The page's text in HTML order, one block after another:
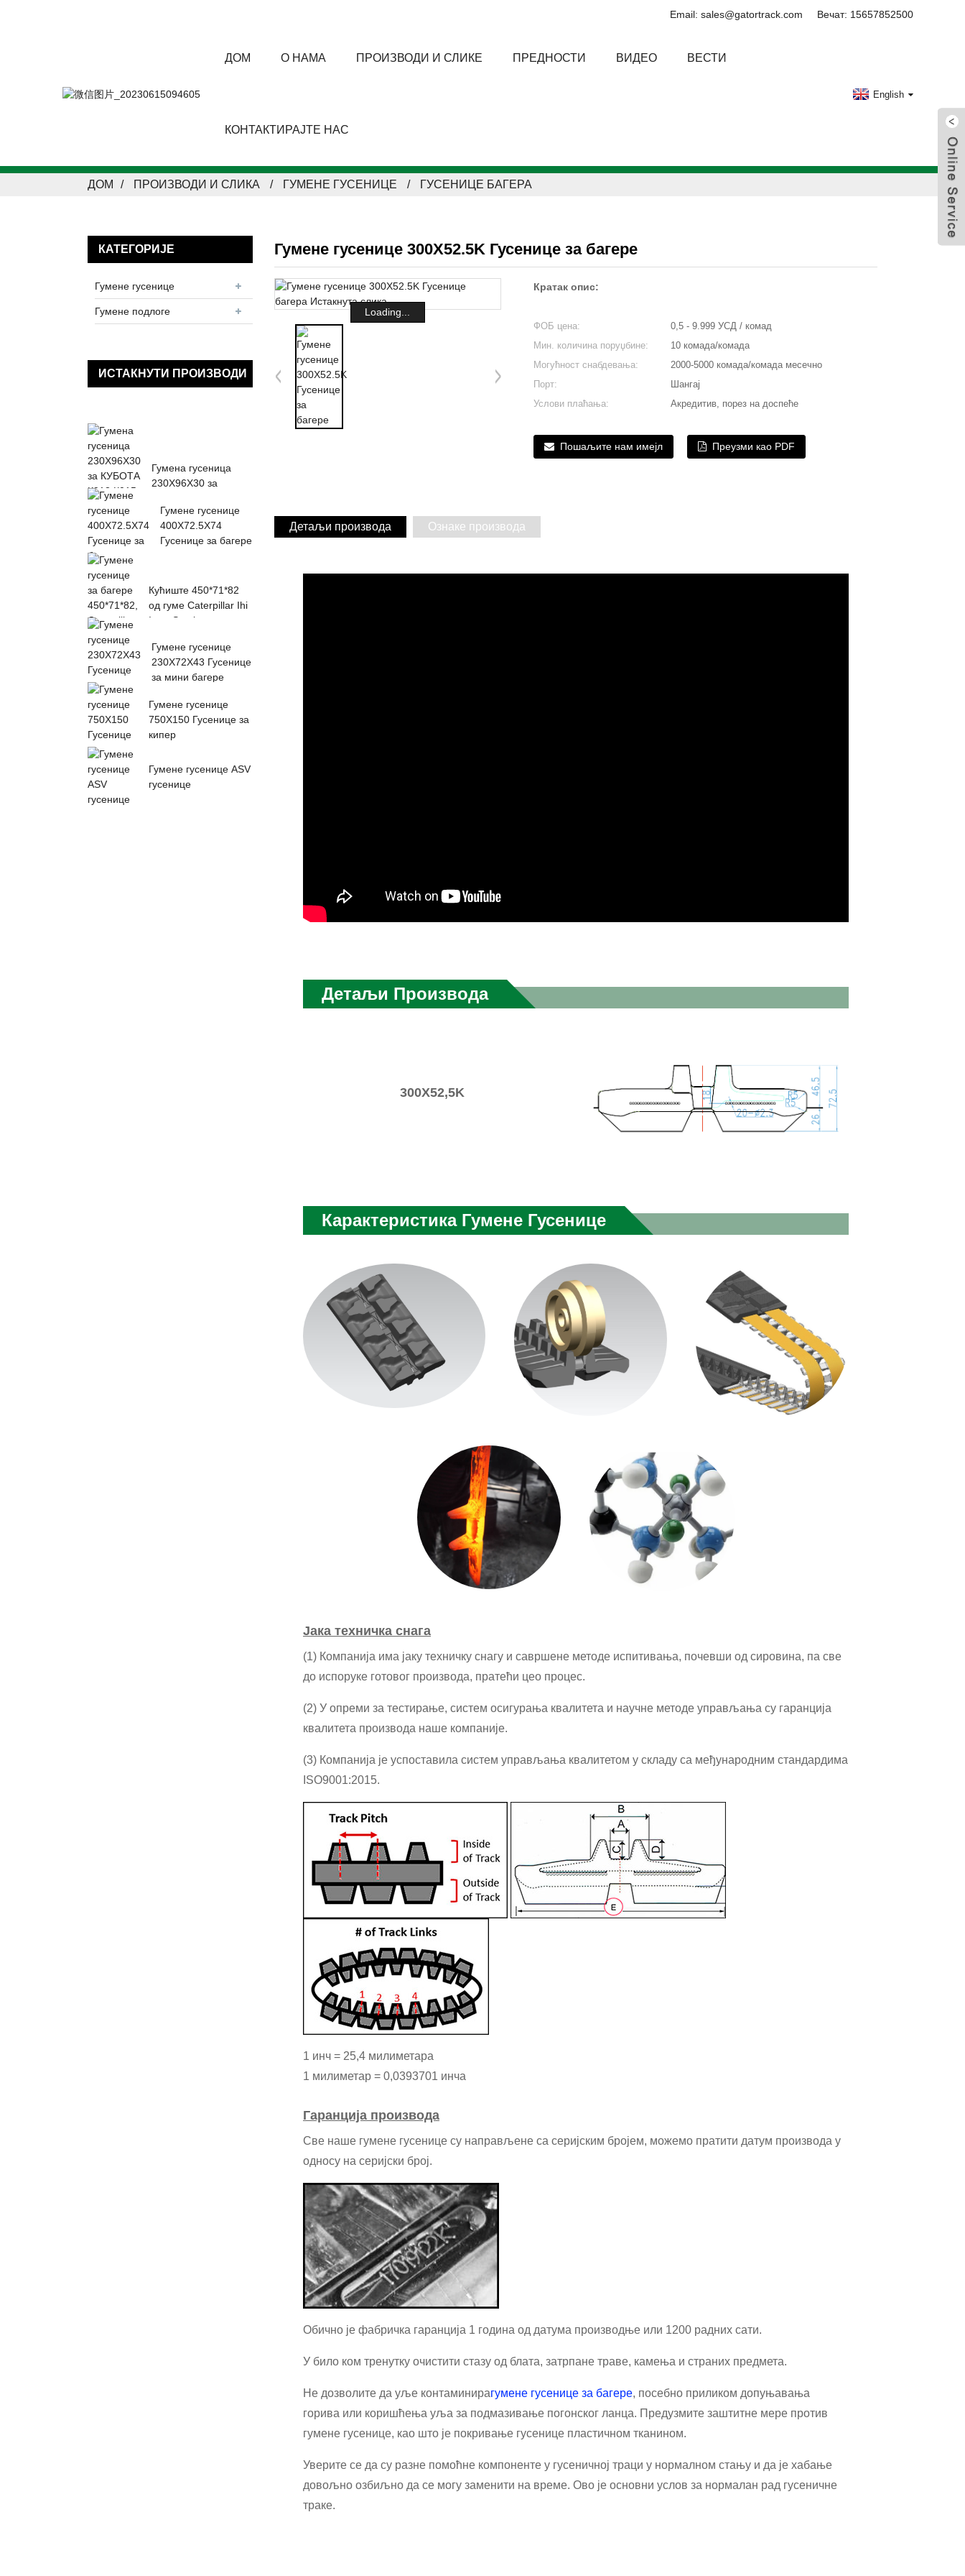
Email: sales@gatortrack.com Вечат: 15657852500
ДОМ О НАМА ПРОИЗВОДИ И СЛИКЕ ПРЕДНОСТИ ВИДЕО ВЕСТИ
КОНТАКТИРАЈТЕ НАС
English
ДОМ ПРОИЗВОДИ И СЛИКА ГУМЕНЕ ГУСЕНИЦЕ ГУСЕНИЦЕ БАГЕРА
КАТЕГОРИЈЕ
Гумене гусенице
Гумене подлоге
ИСТАКНУТИ ПРОИЗВОДИ
Гумена гусеница
230X96X30 за
КН36 КХ0...
Гумене гусенице
400X72.5X74
Гусенице за багере
Кућиште 450*71*82
од гуме Caterpillar Ihi
Imer Sumitomo ...
Гумене гусенице
230X72X43 Гусенице
за мини багере
Гумене гусенице
750X150 Гусенице за
кипер
Гумене гусенице ASV
гусенице
Гумене гусенице 300X52.5K Гусенице за багере
Loading...
Кратак опис:
ФОБ цена:
0,5 - 9.999 УСД / комад
Мин. количина поруџбине:
10 комада/комада
Могућност снабдевања:
2000-5000 комада/комада месечно
Порт:
Шангај
Услови плаћања:
Акредитив, порез на доспеће
Пошаљите нам имејл Преузми као PDF
Детаљи производа Ознаке производа
Детаљи Производа
300X52,5K
Карактеристика Гумене Гусенице
Јака техничка снага
(1) Компанија има јаку техничку снагу и савршене методе испитивања, почевши од сировина, па све
до испоруке готовог производа, пратећи цео процес.
(2) У опреми за тестирање, систем осигурања квалитета и научне методе управљања су гаранција
квалитета производа наше компаније.
(3) Компанија је успоставила систем управљања квалитетом у складу са међународним стандардима
ISO9001:2015.
1 инч = 25,4 милиметара
1 милиметар = 0,0393701 инча
Гаранција производа
Све наше гумене гусенице су направљене са серијским бројем, можемо пратити датум производа у
односу на серијски број.
Обично је фабричка гаранција 1 година од датума производње или 1200 радних сати.
У било ком тренутку очистити стазу од блата, затрпане траве, камења и страних предмета.
Не дозволите да уље контаминирагумене гусенице за багере, посебно приликом допуњавања
горива или коришћења уља за подмазивање погонског ланца. Предузмите заштитне мере против
гумене гусенице, као што је покривање гусенице пластичном тканином.
Уверите се да су разне помоћне компоненте у гусеничној траци у нормалном стању и да је хабање
довољно озбиљно да се могу заменити на време. Ово је основни услов за нормалан рад гусеничне
траке.